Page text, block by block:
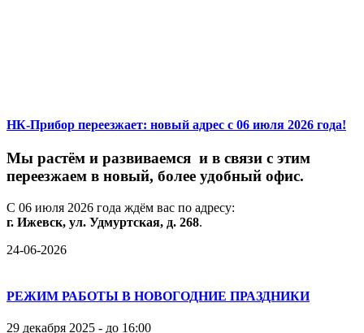
НК-Прибор переезжает: новый адрес с 06 июля 2026 года!
Мы растём и развиваемся и в связи с этим
переезжаем в новый, более удобный офис.
С 06 июля 2026 года ждём вас по адресу:
г. Ижевск, ул. Удмуртская, д. 268.
24-06-2026
РЕЖИМ РАБОТЫ В НОВОГОДНИЕ ПРАЗДНИКИ
29 декабря 2025 - до 16:00